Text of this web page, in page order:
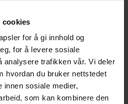
cookies
for å gi innhold og
for å levere sosiale
analysere trafikken vår. Vi deler
hvordan du bruker nettstedet
innen sosiale medier,
som kan kombinere den
Baba
Fantasy
178
Yen Press
20.04.2021